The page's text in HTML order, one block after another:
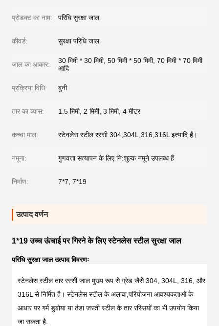
प्रोडक्ट का नाम: परिधि सुरक्षा जाल
कीवर्ड: सुरक्षा परिधि जाल
जाल का आकार:
30 मिमी * 30 मिमी, 50 मिमी * 50 मिमी, 70 मिमी * 70 मिमी
आदि
प्रक्रिया विधि: बुनी
तार का व्यास: 1.5 मिमी, 2 मिमी, 3 मिमी, 4 मीटर
कच्चा माल: स्टेनलेस स्टील रस्सी 304,304L,316,316L इत्यादि हैं।
नमूना: गुणवत्ता सत्यापन के लिए नि:शुल्क नमूने उपलब्ध हैं
निर्माण: 7*7, 7*19
उत्पाद वर्णन
1*19 उच्च ऊंचाई पर गिरने के लिए स्टेनलेस स्टील सुरक्षा जाल
परिधि सुरक्षा जाल उत्पाद विवरणः
स्टेनलेस स्टील तार रस्सी जाल मुख्य रूप से ग्रेड जैसे 304, 304L, 316, और
316L से निर्मित है। स्टेनलेस स्टील के अलावा,परियोजना आवश्यकताओं के
आधार पर गर्म डुबोया या ठंडा जस्ती स्टील के तार रस्सियों का भी उपयोग किया
जा सकता है.